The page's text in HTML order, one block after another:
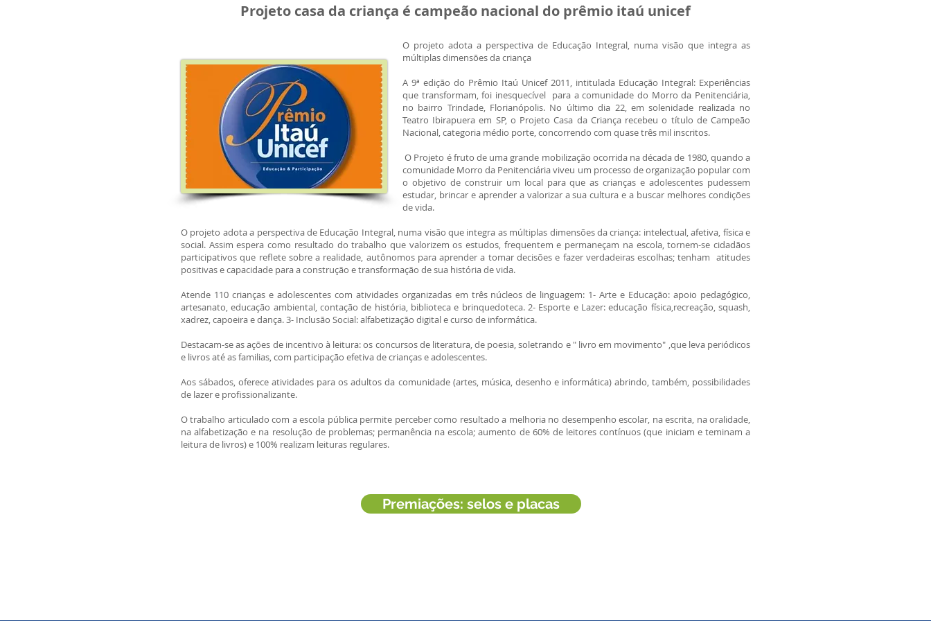
Projeto casa da criança é campeão nacional do prêmio itaú unicef
O projeto adota a perspectiva de Educação Integral, numa visão que integra as
múltiplas dimensões da criança
A 9ª edição do Prêmio Itaú Unicef 2011, intitulada Educação Integral: Experiências
que transformam, foi inesquecível para a comunidade do Morro da Penitenciária,
no bairro Trindade, Florianópolis. No último dia 22, em solenidade realizada no
Teatro Ibirapuera em SP, o Projeto Casa da Criança recebeu o título de Campeão
Nacional, categoria médio porte, concorrendo com quase três mil inscritos.
O Projeto é fruto de uma grande mobilização ocorrida na década de 1980, quando a
comunidade Morro da Penitenciária viveu um processo de organização popular com
o objetivo de construir um local para que as crianças e adolescentes pudessem
estudar, brincar e aprender a valorizar a sua cultura e a buscar melhores condições
de vida.
O projeto adota a perspectiva de Educação Integral, numa visão que integra as múltiplas dimensões da criança: intelectual, afetiva, física e
social. Assim espera como resultado do trabalho que valorizem os estudos, frequentem e permaneçam na escola, tornem-se cidadãos
participativos que reflete sobre a realidade, autônomos para aprender a tomar decisões e fazer verdadeiras escolhas; tenham atitudes
positivas e capacidade para a construção e transformação de sua história de vida.
Atende 110 crianças e adolescentes com atividades organizadas em três núcleos de linguagem: 1- Arte e Educação: apoio pedagógico,
artesanato, educação ambiental, contação de história, biblioteca e brinquedoteca. 2- Esporte e Lazer: educação física,recreação, squash,
xadrez, capoeira e dança. 3- Inclusão Social: alfabetização digital e curso de informática.
Destacam-se as ações de incentivo à leitura: os concursos de literatura, de poesia, soletrando e " livro em movimento" ,que leva periódicos
e livros até as familias, com participação efetiva de crianças e adolescentes.
Aos sábados, oferece atividades para os adultos da comunidade (artes, música, desenho e informática) abrindo, também, possibilidades
de lazer e profissionalizante.
O trabalho articulado com a escola pública permite perceber como resultado a melhoria no desempenho escolar, na escrita, na oralidade,
na alfabetização e na resolução de problemas; permanência na escola; aumento de 60% de leitores contínuos (que iniciam e teminam a
leitura de livros) e 100% realizam leituras regulares.
Premiações: selos e placas